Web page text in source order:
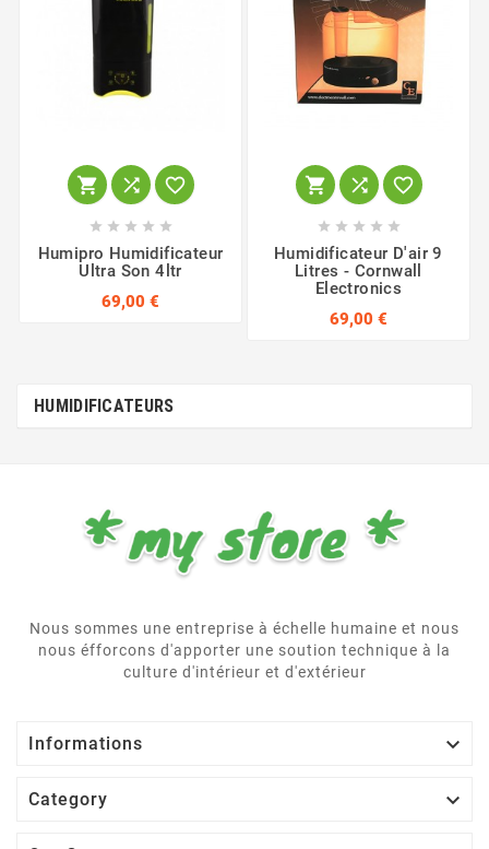
  
    
Humipro Humidificateur
Ultra Son 4ltr
69,00 €
  
    
Humidificateur D'air 9
Litres - Cornwall
Electronics
69,00 €
HUMIDIFICATEURS
Nous sommes une entreprise à échelle humaine et nous
nous éfforcons d'apporter une soution technique à la
culture d'intérieur et d'extérieur
Informations 
Category 